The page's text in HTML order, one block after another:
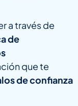
a través de
de
que te
de confianza